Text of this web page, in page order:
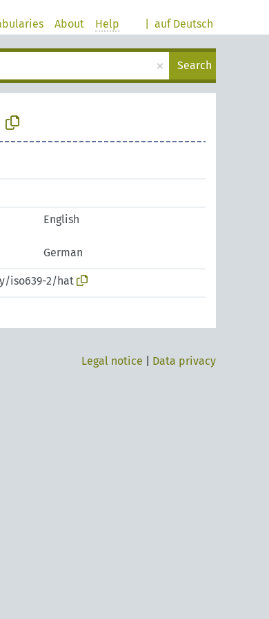
auf Deutsch
About Help
× Search
English
German
iso639-2/hat
Legal notice Data privacy